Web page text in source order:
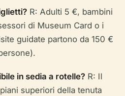
R: Adulti 5 €, bambini
di Museum Card o i
guidate partono da 150 €
in sedia a rotelle? R: Il
superiori della tenuta